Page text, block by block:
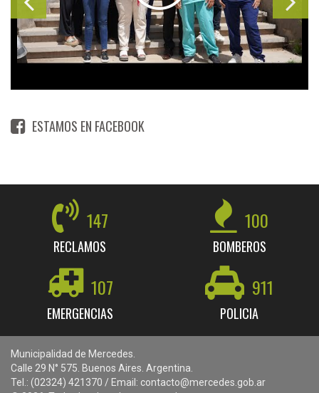
ESTAMOS EN FACEBOOK
147
RECLAMOS
100
BOMBEROS
107
EMERGENCIAS
911
POLICIA
Municipalidad de Mercedes.
Calle 29 N° 575. Buenos Aires. Argentina.
Tel.: (02324) 421370 / Email: contacto@mercedes.gob.ar